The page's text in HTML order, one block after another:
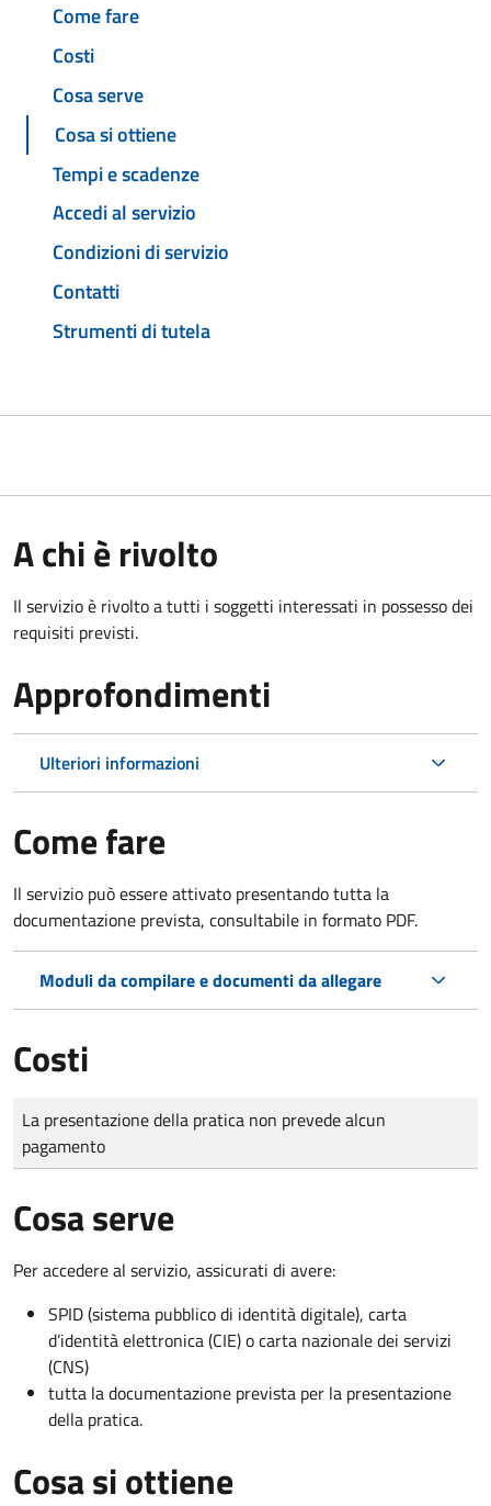
Come fare
Costi
Cosa serve
Cosa si ottiene
Tempi e scadenze
Accedi al servizio
Condizioni di servizio
Contatti
Strumenti di tutela
A chi è rivolto
Il servizio è rivolto a tutti i soggetti interessati in possesso dei
requisiti previsti.
Approfondimenti
Ulteriori informazioni
Come fare
Il servizio può essere attivato presentando tutta la
documentazione prevista, consultabile in formato PDF.
Moduli da compilare e documenti da allegare
Costi
Tipo di pagamento
Importo
La presentazione della pratica non prevede alcun
pagamento
Cosa serve
Per accedere al servizio, assicurati di avere:
SPID (sistema pubblico di identità digitale), carta
d’identità elettronica (CIE) o carta nazionale dei servizi
(CNS)
tutta la documentazione prevista per la presentazione
della pratica.
Cosa si ottiene